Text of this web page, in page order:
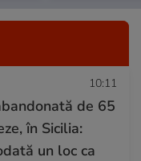
10:11
de 65
în Sicilia:
un loc ca